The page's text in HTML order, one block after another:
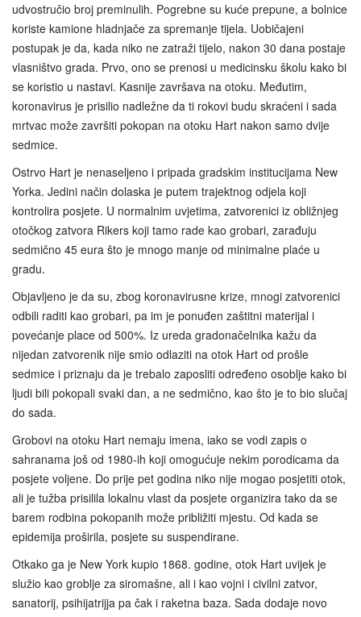
udvostručio broj preminulih. Pogrebne su kuće prepune, a bolnice
koriste kamione hladnjače za spremanje tijela. Uobičajeni
postupak je da, kada niko ne zatraži tijelo, nakon 30 dana postaje
vlasništvo grada. Prvo, ono se prenosi u medicinsku školu kako bi
se koristio u nastavi. Kasnije završava na otoku. Međutim,
koronavirus je prisilio nadležne da ti rokovi budu skraćeni i sada
mrtvac može završiti pokopan na otoku Hart nakon samo dvije
sedmice.
Ostrvo Hart je nenaseljeno i pripada gradskim institucijama New
Yorka. Jedini način dolaska je putem trajektnog odjela koji
kontrolira posjete. U normalnim uvjetima, zatvorenici iz obližnjeg
otočkog zatvora Rikers koji tamo rade kao grobari, zarađuju
sedmično 45 eura što je mnogo manje od minimalne plaće u
gradu.
Objavljeno je da su, zbog koronavirusne krize, mnogi zatvorenici
odbili raditi kao grobari, pa im je ponuđen zaštitni materijal i
povećanje place od 500%. Iz ureda gradonačelnika kažu da
nijedan zatvorenik nije smio odlaziti na otok Hart od prošle
sedmice i priznaju da je trebalo zaposliti određeno osoblje kako bi
ljudi bili pokopali svaki dan, a ne sedmično, kao što je to bio slučaj
do sada.
Grobovi na otoku Hart nemaju imena, iako se vodi zapis o
sahranama još od 1980-ih koji omogućuje nekim porodicama da
posjete voljene. Do prije pet godina niko nije mogao posjetiti otok,
ali je tužba prisilila lokalnu vlast da posjete organizira tako da se
barem rodbina pokopanih može približiti mjestu. Od kada se
epidemija proširila, posjete su suspendirane.
Otkako ga je New York kupio 1868. godine, otok Hart uvijek je
služio kao groblje za siromašne, ali i kao vojni i civilni zatvor,
sanatorij, psihijatrijja pa čak i raketna baza. Sada dodaje novo